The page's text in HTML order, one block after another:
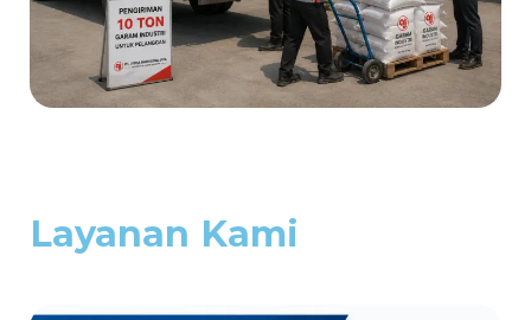
Layanan Kami